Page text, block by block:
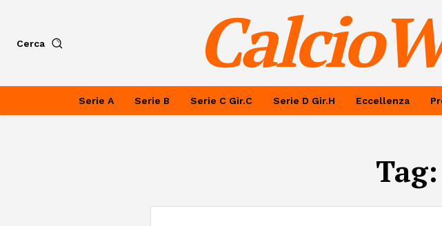
Cerca
Serie A Serie B Serie C Gir.C Serie D Gir.H Eccellenza
Tag: